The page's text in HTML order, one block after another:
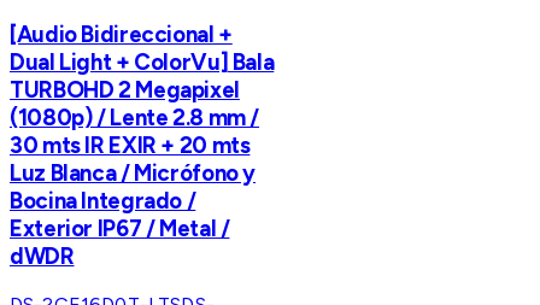
[Audio Bidireccional +
Dual Light + ColorVu] Bala
TURBOHD 2 Megapixel
(1080p) / Lente 2.8 mm /
30 mts IR EXIR + 20 mts
Luz Blanca / Micrófono y
Bocina Integrado /
Exterior IP67 / Metal /
dWDR